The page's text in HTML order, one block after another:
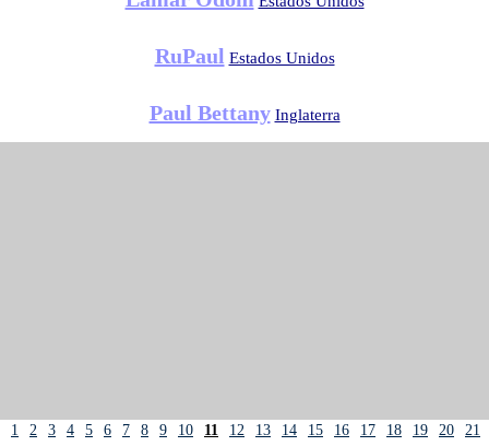
RuPaul Estados Unidos
Paul Bettany Inglaterra
1 2 3 4 5 6 7 8 9 10 11 12 13 14 15 16 17 18 19 20
21